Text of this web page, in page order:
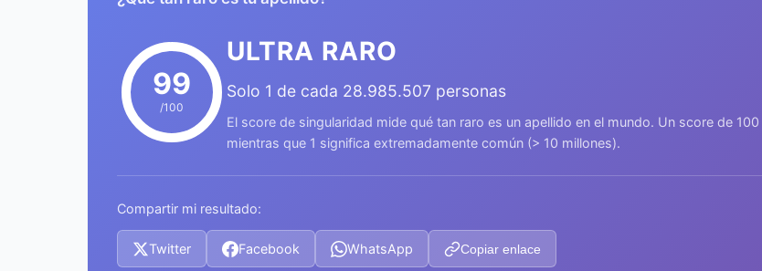
99
/100
ULTRA RARO
Solo 1 de cada 28.985.507 personas
El score de singularidad mide qué tan raro es un apellido en el mundo. Un score de
mientras que 1 significa extremadamente común (> 10 millones).
Compartir mi resultado:
Twitter Facebook WhatsApp Copiar enlace